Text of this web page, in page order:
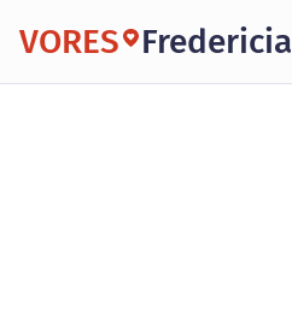
VORES Fredericia